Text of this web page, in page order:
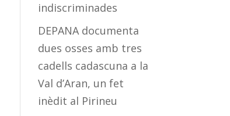
indiscriminades
DEPANA documenta
dues osses amb tres
cadells cadascuna a la
Val d’Aran, un fet
inèdit al Pirineu